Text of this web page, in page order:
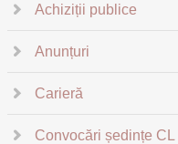
Achiziții publice
Anunțuri
Carieră
Convocări ședințe CL